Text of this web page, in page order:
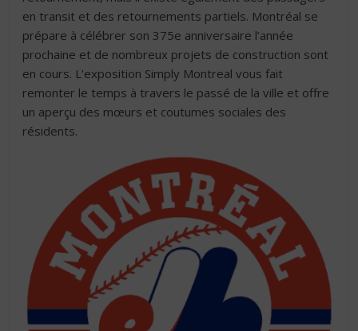
en transit et des retournements partiels. Montréal se
prépare à célébrer son 375e anniversaire l’année
prochaine et de nombreux projets de construction sont
en cours. L’exposition Simply Montreal vous fait
remonter le temps à travers le passé de la ville et offre
un aperçu des mœurs et coutumes sociales des
résidents.